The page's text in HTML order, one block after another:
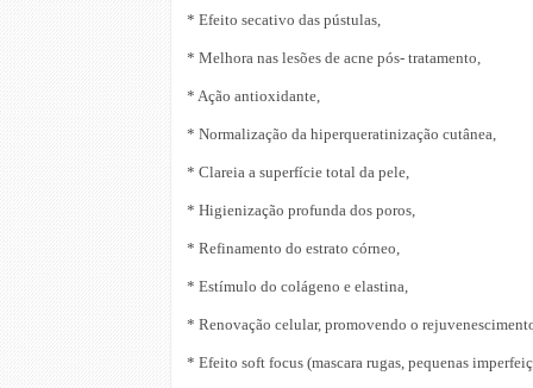
* Efeito secativo das pústulas,
* Melhora nas lesões de acne pós- tratamento,
* Ação antioxidante,
* Normalização da hiperqueratinização cutânea,
* Clareia a superfície total da pele,
* Higienização profunda dos poros,
* Refinamento do estrato córneo,
* Estímulo do colágeno e elastina,
* Renovação celular, promovendo o
* Efeito soft focus (mascara rugas, pequenas